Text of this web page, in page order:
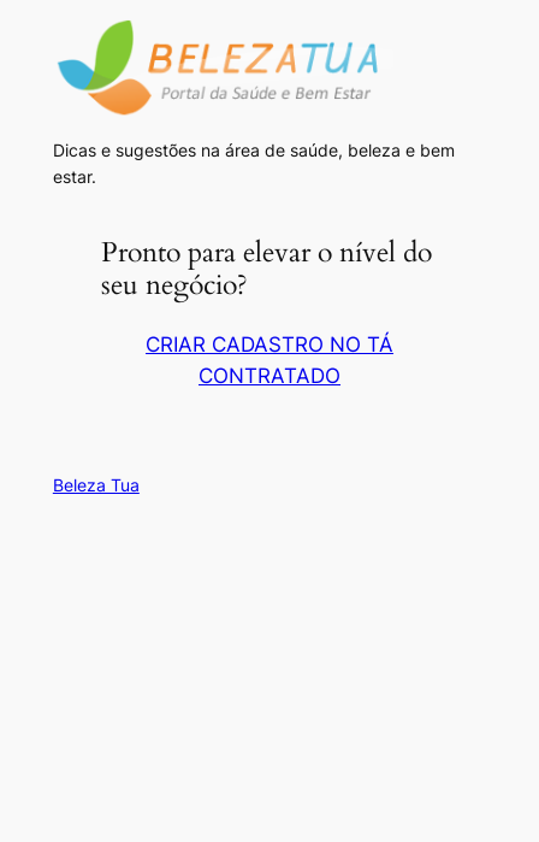
Dicas e sugestões na área de saúde, beleza e bem
estar.
Pronto para elevar o nível do
seu negócio?
CRIAR CADASTRO NO TÁ
CONTRATADO
Beleza Tua